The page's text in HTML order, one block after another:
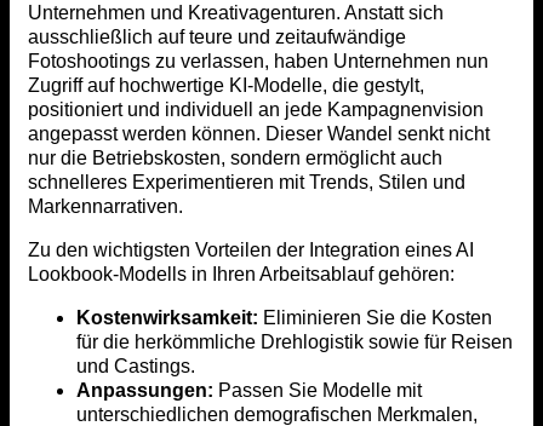
Unternehmen und Kreativagenturen. Anstatt sich
ausschließlich auf teure und zeitaufwändige
Fotoshootings zu verlassen, haben Unternehmen nun
Zugriff auf hochwertige KI-Modelle, die gestylt,
positioniert und individuell an jede Kampagnenvision
angepasst werden können. Dieser Wandel senkt nicht
nur die Betriebskosten, sondern ermöglicht auch
schnelleres Experimentieren mit Trends, Stilen und
Markennarrativen.
Zu den wichtigsten Vorteilen der Integration eines AI
Lookbook-Modells in Ihren Arbeitsablauf gehören:
Kostenwirksamkeit: Eliminieren Sie die Kosten
für die herkömmliche Drehlogistik sowie für Reisen
und Castings.
Anpassungen: Passen Sie Modelle mit
unterschiedlichen demografischen Merkmalen,